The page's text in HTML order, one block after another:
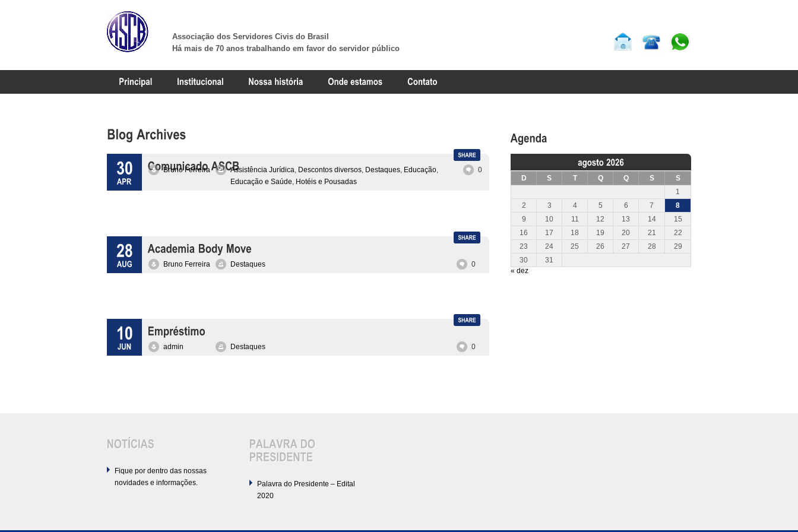
Associação dos Servidores Civis do Brasil
Há mais de 70 anos trabalhando em favor do servidor público
Bruno Ferreira Assistência Jurídica, Descontos diversos, Destaques, Educação,
Educação e Saúde, Hotéis e Pousadas
0
Bruno Ferreira Destaques 0
admin Destaques 0
D S T Q Q S
S
1
2
3 4 5 6 7
8
9
10 11 12 13 14
15
16
17 18 19 20 21
22
23
24 25 26 27 28
29
30
31
« dez
Fique por dentro das nossas
novidades e informações.
Palavra do Presidente – Edital
2020